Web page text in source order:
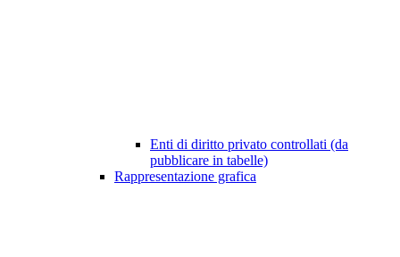
Enti di diritto privato controllati (da
pubblicare in tabelle)
Rappresentazione grafica